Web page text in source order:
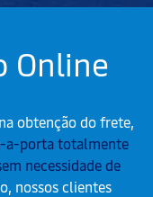
Online
obtenção do frete,
a-porta totalmente
necessidade de
nossos clientes